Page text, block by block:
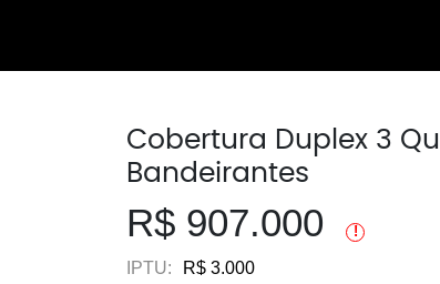
Cobertura Duplex 3
Bandeirantes
R$ 907.000 !
IPTU:
R$ 3.000